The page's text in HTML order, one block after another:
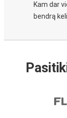
Kam dar
bendrą